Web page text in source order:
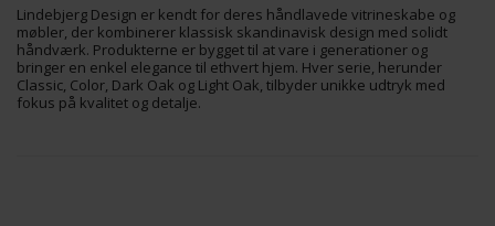
Lindebjerg Design er kendt for deres håndlavede vitrineskabe og
møbler, der kombinerer klassisk skandinavisk design med solidt
håndværk. Produkterne er bygget til at vare i generationer og
bringer en enkel elegance til ethvert hjem. Hver serie, herunder
Classic, Color, Dark Oak og Light Oak, tilbyder unikke udtryk med
fokus på kvalitet og detalje.